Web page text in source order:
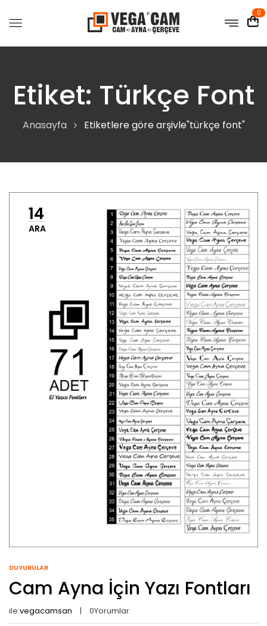
0
Etiket: Türkçe Font
Anasayfa Etiketlere göre arşivle"türkçe font"
14
ARA
DUYURULAR
Cam Ayna İçin Yazı Fontları
ile:vegacamsan 0Yorumlar